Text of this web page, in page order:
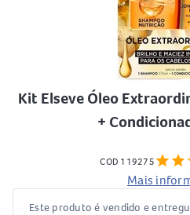
Kit Elseve Óleo
+
COD 119275 starstar
Mais
Este produto é vendido e